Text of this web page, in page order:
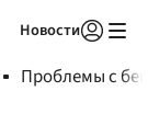
Новости
Проблемы с